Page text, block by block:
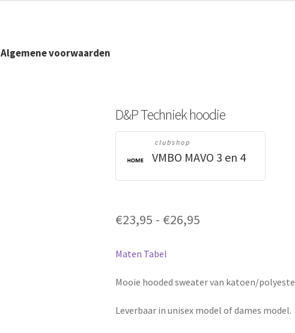
Algemene voorwaarden
D&P Techniek hoodie
clubshop
VMBO MAVO 3 en 4
€23,95 - €26,95
Maten Tabel
Mooie hooded sweater van katoen/
Leverbaar in unisex model of dames model.